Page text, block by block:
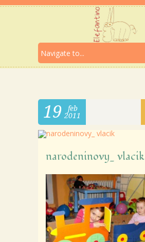
19
feb
2011
narodeninovy_ vlacik